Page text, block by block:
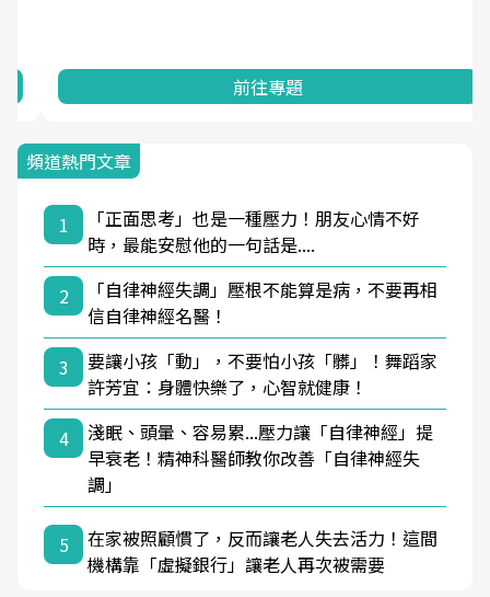
前往專題
頻道熱門文章
1
「正面思考」也是一種壓力！朋友心情不好
時，最能安慰他的一句話是....
2
「自律神經失調」壓根不能算是病，不要再相
信自律神經名醫！
3
要讓小孩「動」，不要怕小孩「髒」！舞蹈家
許芳宜：身體快樂了，心智就健康！
4
淺眠、頭暈、容易累...壓力讓「自律神經」提
早衰老！精神科醫師教你改善「自律神經失
調」
5
在家被照顧慣了，反而讓老人失去活力！這間
機構靠「虛擬銀行」讓老人再次被需要